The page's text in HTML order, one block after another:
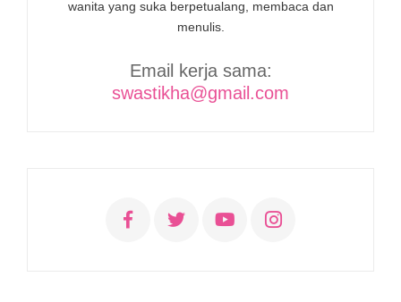
wanita yang suka berpetualang, membaca dan
menulis.
Email kerja sama:
swastikha@gmail.com